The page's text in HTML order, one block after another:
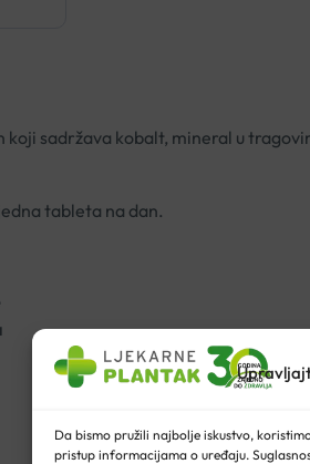
Da bismo pružili najbolje iskustvo,
pristup informacijama o uređaju.
sadržava kobalt, mineral u
tableta na dan.